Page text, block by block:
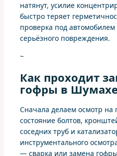
натянут, усилие
быстро теряет
проверка под
серьёзного повреждения.
~
Как проходит
гофры в
Сначала делаем осмотр
состояние болтов,
соседних труб и
инструментального
— сварка или замена